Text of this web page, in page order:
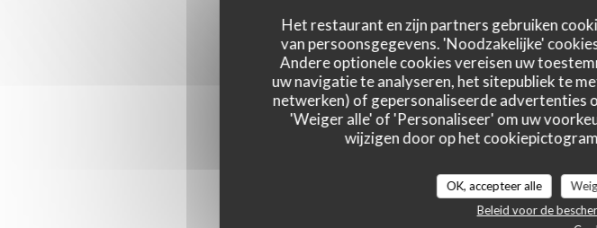
Het restaurant en zijn partners gebruiken
van persoonsgegevens. 'Noodzakelijke'
Andere optionele cookies vereisen uw
uw navigatie te analyseren, het sitepubliek te
netwerken) of gepersonaliseerde advertenties
'Weiger alle' of 'Personaliseer' om uw
wijzigen door op het
OK, accepteer alle
Beleid voor de